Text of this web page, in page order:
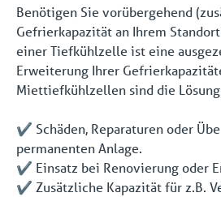
Benötigen Sie vorübergehend
Gefrierkapazität an Ihrem
einer Tiefkühlzelle ist eine
Erweiterung Ihrer
Miettiefkühlzellen sind die
✔️ Schäden, Reparaturen oder
permanenten Anlage.
✔️ Einsatz bei Renovierung oder
✔️ Zusätzliche Kapazität für z.B.